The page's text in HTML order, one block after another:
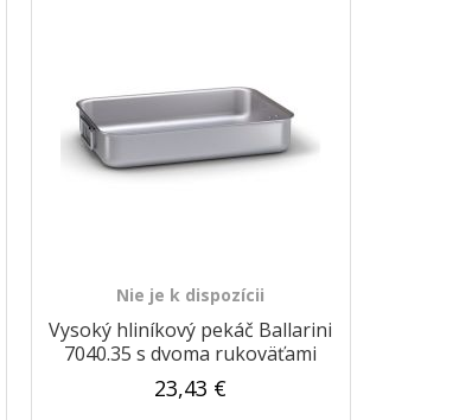
Nie je k dispozícii
Vysoký hliníkový pekáč Ballarini
7040.35 s dvoma rukoväťami
23,43 €